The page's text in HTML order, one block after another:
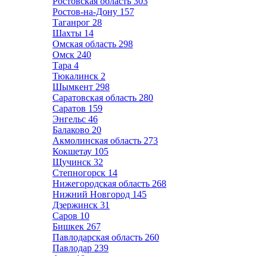
Ростов-на-Дону 157
Таганрог 28
Шахты 14
Омская область 298
Омск 240
Тара 4
Тюкалинск 2
Шымкент 298
Саратовская область 280
Саратов 159
Энгельс 46
Балаково 20
Акмолинская область 273
Кокшетау 105
Щучинск 32
Степногорск 14
Нижегородская область 268
Нижний Новгород 145
Дзержинск 31
Саров 10
Бишкек 267
Павлодарская область 260
Павлодар 239